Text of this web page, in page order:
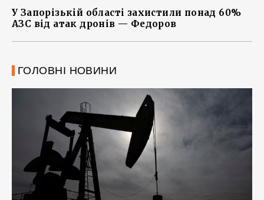
У Запорізькій області захистили понад 60%
АЗС від атак дронів — Федоров
ГОЛОВНІ НОВИНИ